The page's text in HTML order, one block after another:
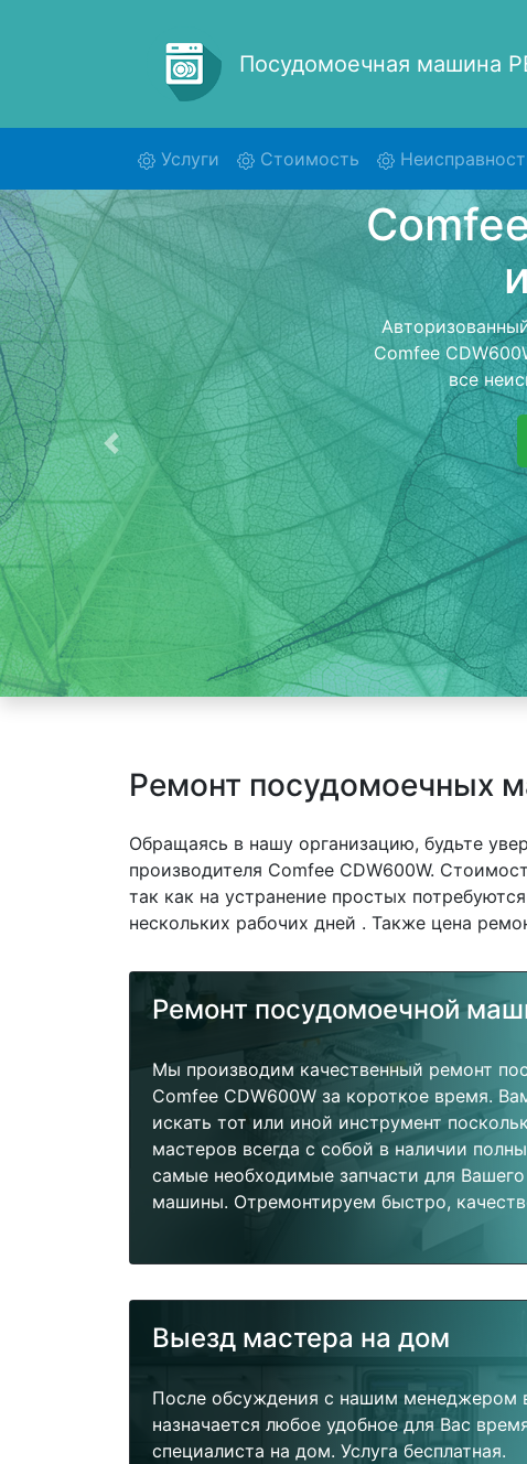
Посудомоечная машина
Услуги (current)Стоимость
Ремонт
обратно - с
посудомоечную
стоимость
Предыдущая
Ремонт посудомоечных
Обращаясь в нашу организацию, будьте
производителя Comfee CDW600W.
так как на устранение простых
нескольких рабочих дней . Также цена
Ремонт посудомоечной
Мы производим качественный ремонт
Comfee CDW600W за короткое время.
искать тот или иной инструмент
мастеров всегда с собой в наличии
самые необходимые запчасти для
машины. Отремонтируем быстро,
Выезд мастера на дом
После обсуждения с нашим менеджером
назначается любое удобное для Вас
специалиста на дом. Услуга бесплатная.